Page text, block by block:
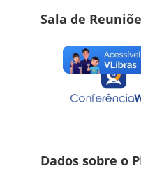
Sala de
Dados sobre o